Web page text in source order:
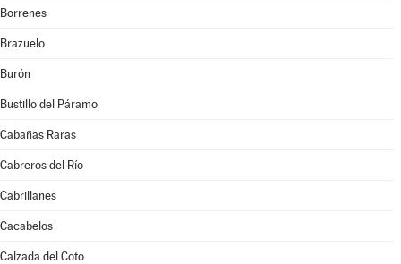
Borrenes
Brazuelo
Burón
Bustillo del Páramo
Cabañas Raras
Cabreros del Río
Cabrillanes
Cacabelos
Calzada del Coto